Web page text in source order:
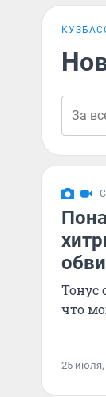
Тонус
что
25 июля,